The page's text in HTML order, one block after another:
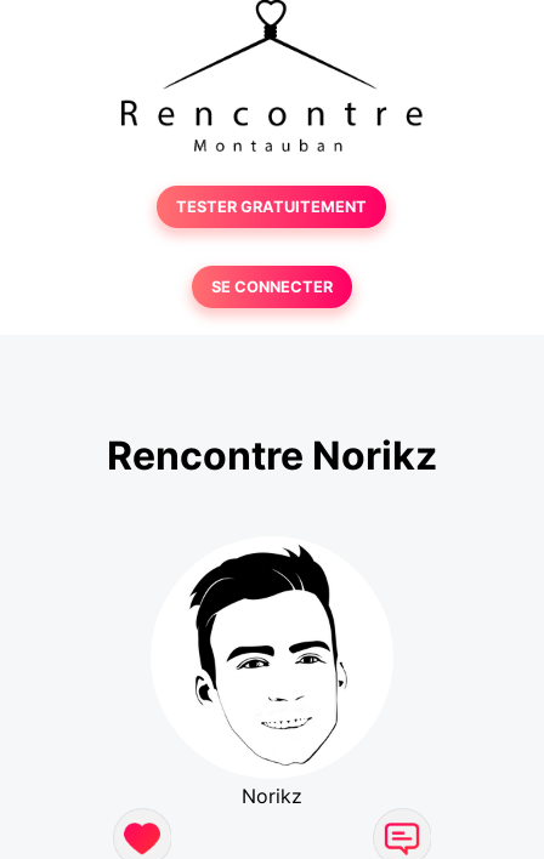
TESTER GRATUITEMENT
SE CONNECTER
Rencontre Norikz
Norikz